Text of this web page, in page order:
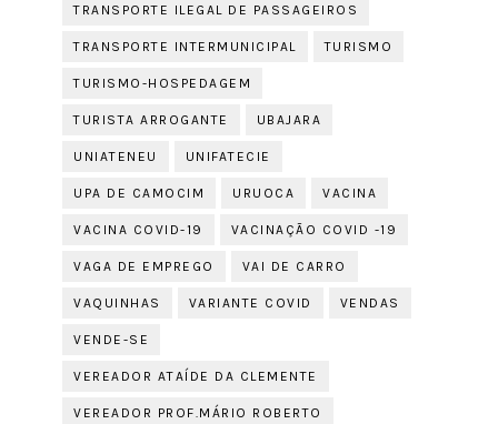
TRANSPORTE ILEGAL DE PASSAGEIROS
TRANSPORTE INTERMUNICIPAL TURISMO
TURISMO-HOSPEDAGEM
TURISTA ARROGANTE UBAJARA
UNIATENEU UNIFATECIE
UPA DE CAMOCIM URUOCA VACINA
VACINA COVID-19 VACINAÇÃO COVID -19
VAGA DE EMPREGO VAI DE CARRO
VAQUINHAS VARIANTE COVID VENDAS
VENDE-SE
VEREADOR ATAÍDE DA CLEMENTE
VEREADOR PROF.MÁRIO ROBERTO